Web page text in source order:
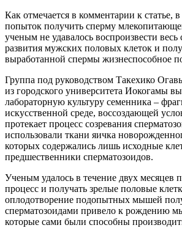
Как отмечается в комментарии к статье,
попыток получить сперму
ученым не удавалось воспроизвести
развития мужских половых клеток и
выработанной спермы жизнеспособное
Группа под руководством Такехико
из городского университета Иокогамы
лабораторную культуру семенника –
искусственной среде, воссоздающей
протекает процесс созревания
использовали ткани яичка
которых содержались лишь исходные
предшественники сперматозоидов.
Ученым удалось в течение двух месяцев
процесс и получать зрелые половые
оплодотворение подопытных мышей
сперматозоидами привело к рождению
которые сами были способны